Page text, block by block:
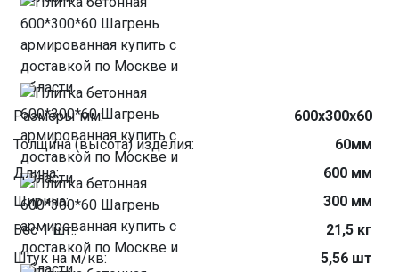
Размеры мм:
600х300х60
Толщина (высота) изделия:
60мм
Длина:
600 мм
Ширина:
300 мм
Вес 1 шт.:
21,5 кг
Штук на м/кв:
5,56 шт